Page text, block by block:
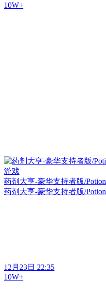
10W+
药剂大亨-豪华支持者版/Potion
药剂大亨-豪华支持者版/Potion
12月23日 22:35
10W+